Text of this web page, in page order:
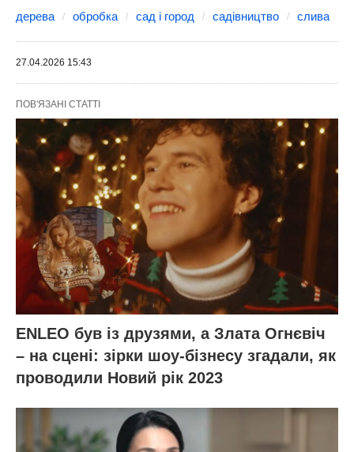
дерева обробка сад і город садівництво слива
27.04.2026 15:43
ПОВ'ЯЗАНІ СТАТТІ
ENLEO був із друзями, а Злата Огнєвіч
– на сцені: зірки шоу-бізнесу згадали, як
проводили Новий рік 2023